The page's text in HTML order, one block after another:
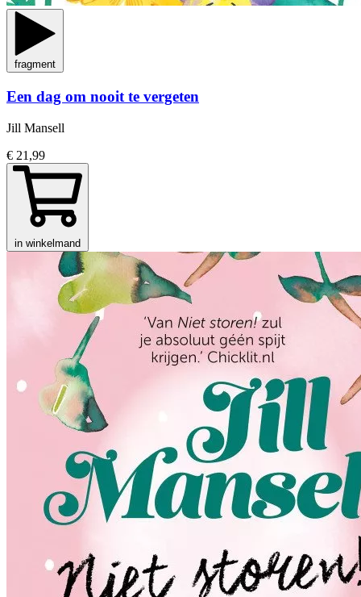
fragment
Een dag om nooit te vergeten
Jill Mansell
€ 21,99
in winkelmand